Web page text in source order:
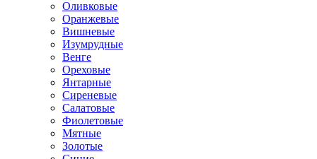
Оливковые
Оранжевые
Вишневые
Изумрудные
Венге
Ореховые
Янтарные
Сиреневые
Салатовые
Фиолетовые
Мятные
Золотые